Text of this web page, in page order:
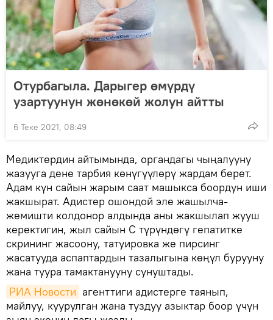
Отурбагыла. Дарыгер өмүрдү
узартуунун жөнөкөй жолун айтты
6 Теке 2021, 08:49
Медиктердин айтымында, органдагы чыңалууну
жазууга дене тарбия көнүгүүлөрү жардам берет.
Адам күн сайын жарым саат машыкса боордун иши
жакшырат. Адистер ошондой эле жашылча-
жемишти колдонор алдында аны жакшылап жууш
керектигин, жыл сайын С түрүндөгү гепатитке
скрининг жасоону, татуировка же пирсинг
жасатууда аспаптардын тазалыгына көңүл бурууну
жана туура тамактанууну сунуштады.
РИА Новости агенттиги адистерге таянып,
майлуу, куурулган жана туздуу азыктар боор үчүн